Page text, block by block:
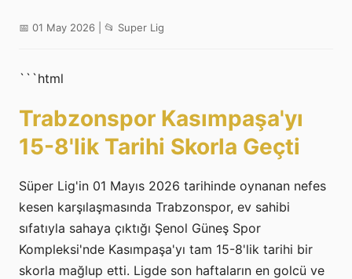
📅 01 May 2026 | 📂 Super Lig
```html
Trabzonspor Kasımpaşa'yı
15-8'lik Tarihi Skorla Geçti
Süper Lig'in 01 Mayıs 2026 tarihinde oynanan nefes
kesen karşılaşmasında Trabzonspor, ev sahibi
sıfatıyla sahaya çıktığı Şenol Güneş Spor
Kompleksi'nde Kasımpaşa'yı tam 15-8'lik tarihi bir
skorla mağlup etti. Ligde son haftaların en golcü ve